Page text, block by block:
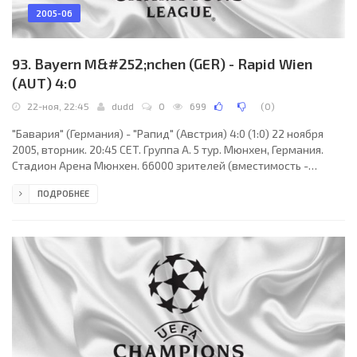
2005-06
93. Bayern M&#252;nchen (GER) - Rapid Wien
(AUT) 4:0
22-ноя, 22:45 dudd 0 699 (0)
"Бавария" (Германия) - "Рапид" (Австрия) 4:0 (1:0) 22 ноября
2005, вторник. 20:45 CET. Группа A. 5 тур. Мюнхен, Германия.
Стадион Арена Мюнхен. 66000 зрителей (вместимость -
Айете Плоу (Испания), Луис Коте Саес (Испания). Резервный:
(Хосе Паоло Герреро, 82), Рой Макай, Зе Роберто (Бастиан
Швайнштайгер, 46), Клаудио Писарро,
ПОДРОБНЕЕ